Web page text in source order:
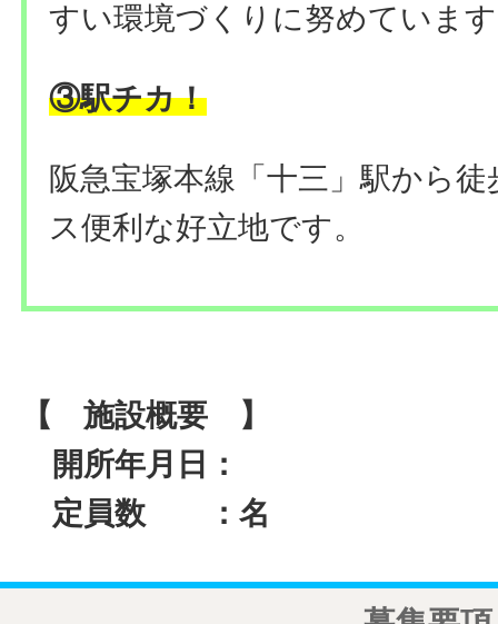
すい環境づくりに努めていま
③駅チカ！
阪急宝塚本線「十三」駅から
ス便利な好立地です。
【 施設概要 】
開所年月日：
定員数 ：名